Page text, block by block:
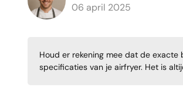
06 april 2025
Houd er rekening mee dat de
specificaties van je airfryer. Het is